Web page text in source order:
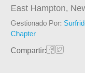
East Hampton,
Gestionado Por:
Chapter
Compartir: